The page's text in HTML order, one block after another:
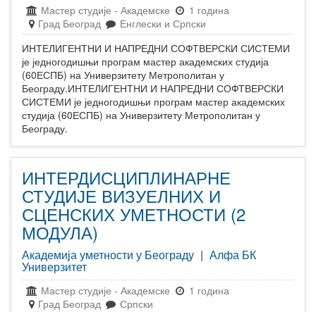
Мастер студије - Академске
1 година
Град Београд
Енглески и Српски
ИНТЕЛИГЕНТНИ И НАПРЕДНИ СОФТВЕРСКИ СИСТЕМИ
је једногодишњи програм мастер академских студија
(60ЕСПБ) на Универзитету Метрополитан у
Београду.ИНТЕЛИГЕНТНИ И НАПРЕДНИ СОФТВЕРСКИ
СИСТЕМИ је једногодишњи програм мастер академских
студија (60ЕСПБ) на Универзитету Метрополитан у
Београду.
ИНТЕРДИСЦИПЛИНАРНЕ
СТУДИЈЕ ВИЗУЕЛНИХ И
СЦЕНСКИХ УМЕТНОСТИ (2
МОДУЛА)
Академија уметности у Београду | Алфа БК
Универзитет
Мастер студије - Академске
1 година
Град Београд
Српски